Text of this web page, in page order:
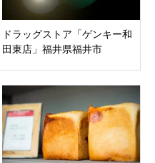
ドラッグストア「ゲンキー和
田東店」福井県福井市